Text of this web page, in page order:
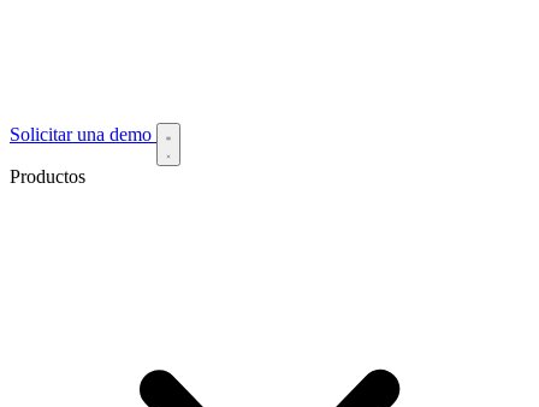
Solicitar una demo
Productos